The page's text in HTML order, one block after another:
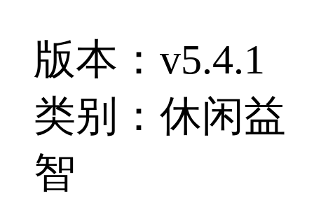
版本：v5.4.1
类别：休闲益
智